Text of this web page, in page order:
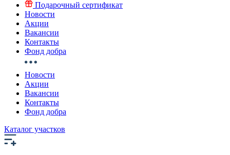
Подарочный сертификат
Новости
Акции
Вакансии
Контакты
Фонд добра
Новости
Акции
Вакансии
Контакты
Фонд добра
Каталог участков